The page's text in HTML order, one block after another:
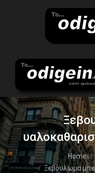
You are here: Home
Ξεβουλωμα